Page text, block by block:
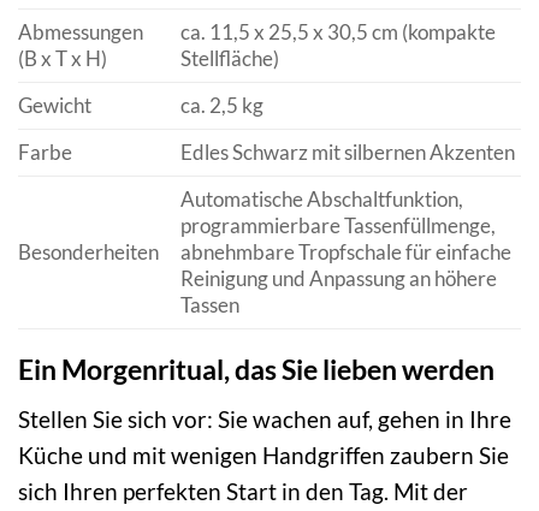
Abmessungen
(B x T x H)
ca. 11,5 x 25,5 x 30,5 cm (kompakte
Stellfläche)
Gewicht
ca. 2,5 kg
Farbe
Edles Schwarz mit silbernen Akzenten
Besonderheiten
Automatische Abschaltfunktion,
programmierbare Tassenfüllmenge,
abnehmbare Tropfschale für einfache
Reinigung und Anpassung an höhere
Tassen
Ein Morgenritual, das Sie lieben werden
Stellen Sie sich vor: Sie wachen auf, gehen in Ihre
Küche und mit wenigen Handgriffen zaubern Sie
sich Ihren perfekten Start in den Tag. Mit der